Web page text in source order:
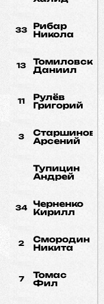
33
Рибар
Никола
13
Томиловский
Даниил
11
Рулёв
Григорий
3
Старшинов
Арсений
Тупицин
Андрей
34
Черненко
Кирилл
2
Смородин
Никита
7
Томас
Фил